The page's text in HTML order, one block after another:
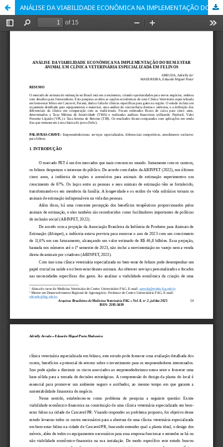
ANÁLISE DA VIABILIDADE ECONÔMICA NA IMPLEMENTAÇÃO DO BEM-ESTAR ANIMAL EM CLÍNICA VETERINÁRIA ESPECIALIZADA EM FELINOS